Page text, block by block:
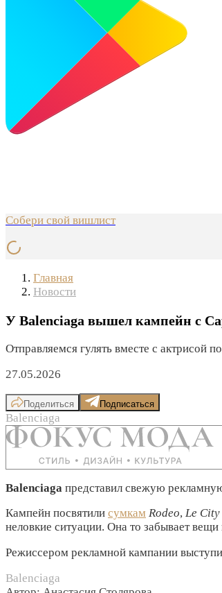
Собери свой вишлист
Главная
Новости
У Balenciaga вышел кампейн с
Отправляемся гулять вместе с актрисой
27.05.2026
Поделиться Подписаться
Balenciaga
Balenciaga представил свежую
Кампейн посвятили сумкам Rodeo, Le City
неловкие ситуации. Она то забывает
Режиссером рекламной кампании
Balenciaga